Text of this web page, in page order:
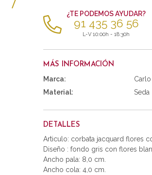
¿TE PODEMOS AYUDAR?
91 435 36 56
L-V 10:00h - 18:30h
MÁS INFORMACIÓN
Marca:
Material:
Seda
DETALLES
Articulo: corbata jacquard flores
Diseño : fondo gris con flores
Ancho pala: 8,0 cm.
Ancho cola: 4,0 cm.